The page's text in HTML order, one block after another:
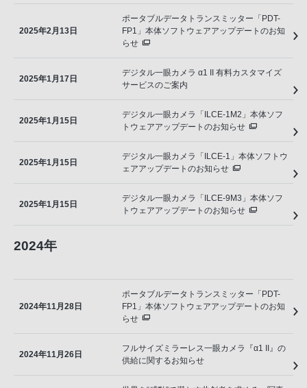
2025年2月13日
ポータブルデータトランスミッター「PDT-
FP1」本体ソフトウェアアップデートのお知
らせ
2025年1月17日
デジタル一眼カメラ α1 II 有料カスタマイズ
サービスのご案内
2025年1月15日
デジタル一眼カメラ「ILCE-1M2」本体ソフ
トウェアアップデートのお知らせ
2025年1月15日
デジタル一眼カメラ「ILCE-1」本体ソフトウ
ェアアップデートのお知らせ
2025年1月15日
デジタル一眼カメラ「ILCE-9M3」本体ソフ
トウェアアップデートのお知らせ
2024年
2024年11月28日
ポータブルデータトランスミッター「PDT-
FP1」本体ソフトウェアアップデートのお知
らせ
2024年11月26日
フルサイズミラーレス一眼カメラ『α1 II』の
供給に関するお知らせ